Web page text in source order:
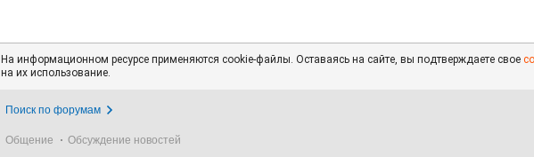
На информационном ресурсе применяются cookie-файлы. Оставаясь на сайте, вы подтверждаете свое
на их использование.
Поиск по форумам
Общение Обсуждение новостей